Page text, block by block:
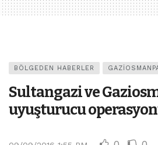
BÖLGEDEN HABERLER
Sultangazi ve
uyuşturucu